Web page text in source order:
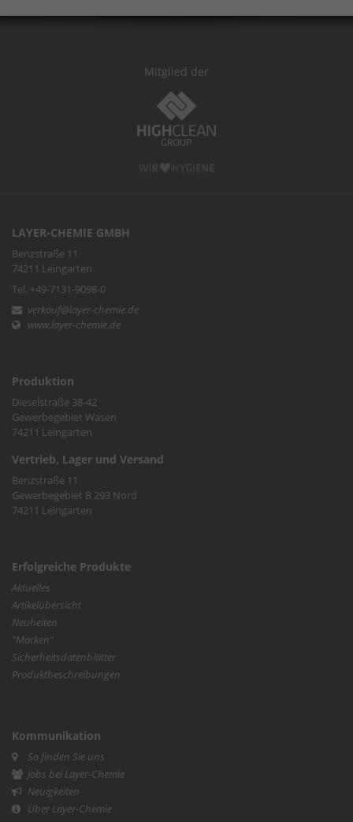
Mitglied der
LAYER-CHEMIE GMBH
Benzstraße 11
74211 Leingarten
Tel. +49-7131-9098-0
verkauf@layer-chemie.de
www.layer-chemie.de
Produktion
Dieselstraße 38-42
Gewerbegebiet Wasen
74211 Leingarten
Vertrieb, Lager und Versand
Benzstraße 11
Gewerbegebiet B 293 Nord
74211 Leingarten
Erfolgreiche Produkte
Aktuelles
Artikelübersicht
Neuheiten
"Marken"
Sicherheitsdatenblätter
Produktbeschreibungen
Kommunikation
So finden Sie uns
Jobs bei Layer-Chemie
Neuigkeiten
Über Layer-Chemie